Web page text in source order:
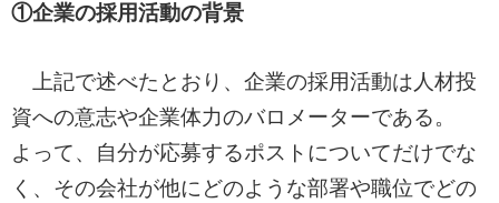
①企業の採用活動の背景
上記で述べたとおり、企業の採用活動は人材投
資への意志や企業体力のバロメーターである。
よって、自分が応募するポストについてだけでな
く、その会社が他にどのような部署や職位でどの